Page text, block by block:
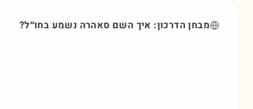
מבחן הדרכון: איך השם סאהרה נשמע בחו״ל?